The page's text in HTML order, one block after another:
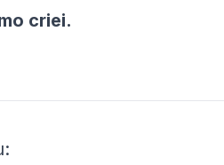
criei.